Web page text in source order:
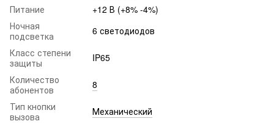
Питание
+12 В (+8% -4%)
Ночная
подсветка
6 светодиодов
Класс степени
защиты
IP65
Количество
абонентов
8
Тип кнопки
вызова
Механический